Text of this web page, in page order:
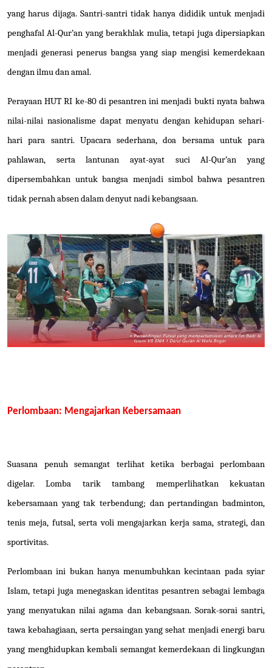
yang harus dijaga. Santri-santri tidak hanya dididik untuk menjadi
penghafal Al-Qur’an yang berakhlak mulia, tetapi juga dipersiapkan
menjadi generasi penerus bangsa yang siap mengisi kemerdekaan
dengan ilmu dan amal.
Perayaan HUT RI ke-80 di pesantren ini menjadi bukti nyata bahwa
nilai-nilai nasionalisme dapat menyatu dengan kehidupan sehari-
hari para santri. Upacara sederhana, doa bersama untuk para
pahlawan, serta lantunan ayat-ayat suci Al-Qur’an yang
dipersembahkan untuk bangsa menjadi simbol bahwa pesantren
tidak pernah absen dalam denyut nadi kebangsaan.
Perlombaan: Mengajarkan Kebersamaan
Suasana penuh semangat terlihat ketika berbagai perlombaan
digelar. Lomba tarik tambang memperlihatkan kekuatan
kebersamaan yang tak terbendung; dan pertandingan badminton,
tenis meja, futsal, serta voli mengajarkan kerja sama, strategi, dan
sportivitas.
Perlombaan ini bukan hanya menumbuhkan kecintaan pada syiar
Islam, tetapi juga menegaskan identitas pesantren sebagai lembaga
yang menyatukan nilai agama dan kebangsaan. Sorak-sorai santri,
tawa kebahagiaan, serta persaingan yang sehat menjadi energi baru
yang menghidupkan kembali semangat kemerdekaan di lingkungan